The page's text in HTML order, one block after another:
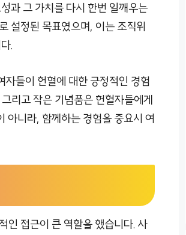
과 그 가치를 다시 한번 일깨우는
설정된 목표였으며, 이는 조직위
.
들이 헌혈에 대한 긍정적인 경험
리고 작은 기념품은 헌혈자들에게
아니라, 함께하는 경험을 중요시 여
인 접근이 큰 역할을 했습니다. 사